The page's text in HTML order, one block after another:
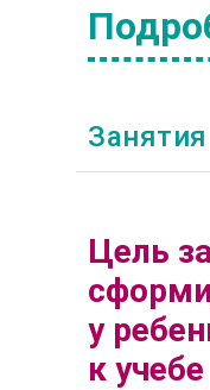
Занятия
Цель
у
к учебе